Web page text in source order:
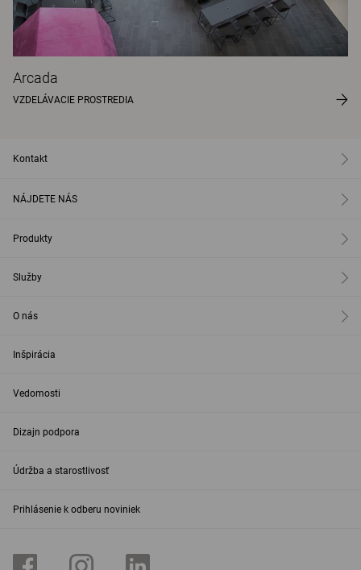
Arcada
VZDELÁVACIE PROSTREDIA
Kontakt
NÁJDETE NÁS
Produkty
Služby
O nás
Inšpirácia
Vedomosti
Dizajn podpora
Údržba a starostlivosť
Prihlásenie k odberu noviniek